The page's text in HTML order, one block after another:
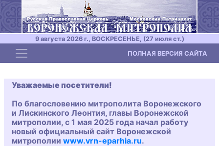
9 августа 2026 г., ВОСКРЕСЕНЬЕ, (27 июля ст.)
Toggle navigation ПОЛНАЯ ВЕРСИЯ САЙТА
Уважаемые посетители!
По благословению митрополита Воронежского
и Лискинского Леонтия, главы Воронежской
митрополии, с 1 мая 2025 года начал работу
новый официальный сайт Воронежской
митрополии www.vrn-eparhia.ru.